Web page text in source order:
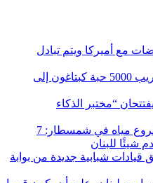
مع أميركا ويتم تبادل
قوى الأمن: إحباط محاولة تهريب 5000 حبة كبتاغون إلى
“مختبر الذكاء
الحاج حسن خلال تدشين مشروع مياه في شمسطار: 7
شيئًا للبنان
قيادات شبابية جديدة من بوابة